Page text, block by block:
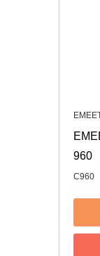
960
C960